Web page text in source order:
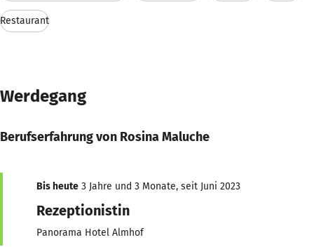
Restaurant
Werdegang
Berufserfahrung von Rosina Maluche
Bis heute 3 Jahre und 3 Monate, seit Juni 2023
Rezeptionistin
Panorama Hotel Almhof